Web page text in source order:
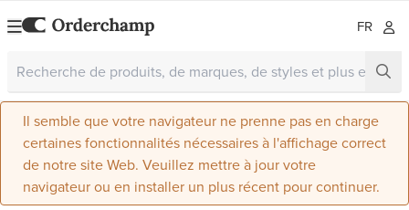
FR
Il semble que votre navigateur ne prenne pas en charge
certaines fonctionnalités nécessaires à l'affichage correct
de notre site Web. Veuillez mettre à jour votre
navigateur ou en installer un plus récent pour continuer.